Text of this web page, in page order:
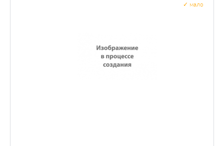
мало